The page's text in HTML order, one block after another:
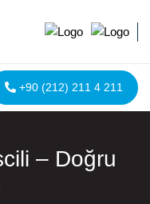
+90 (212) 211 4 211
– Doğru